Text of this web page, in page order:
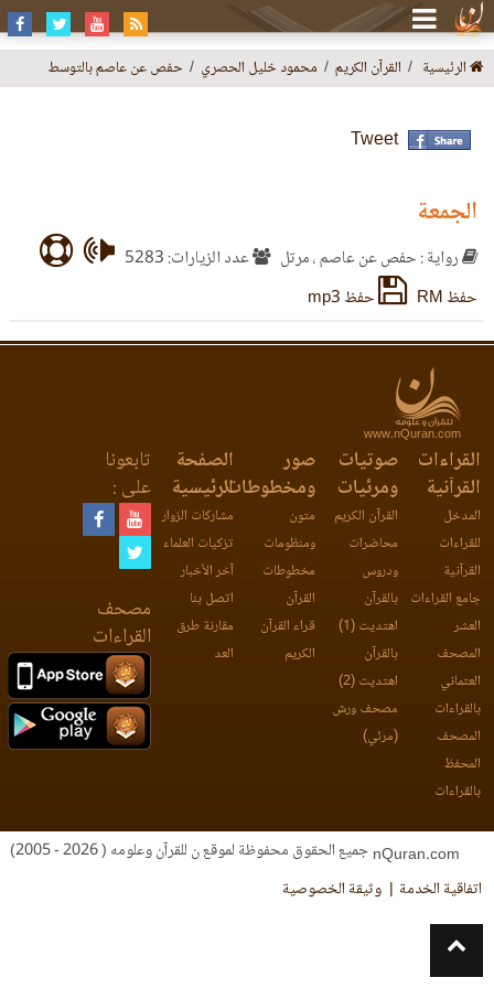
الرئيسية القرآن الكريم محمود خليل الحصري حفص عن عاصم بالتوسط
Tweet
الجمعة
رواية : حفص عن عاصم ، مرتل
عدد الزيارات: 5283
حفظ RM
حفظ mp3
www.nQuran.com
القراءات
القرآنية
المدخل
للقراءات
القرآنية
جامع القراءات
العشر
المصحف
العثماني
بالقراءات
المصحف
المحفظ
بالقراءات
صوتيات
ومرئيات
القرآن الكريم
محاضرات
ودروس
بالقرآن
اهتديت (1)
بالقرآن
اهتديت (2)
مصحف ورش
(مرئي)
صور
ومخطوطات
متون
ومنظومات
مخطوطات
القرآن
قراء القرآن
الكريم
الصفحة
الرئيسية
مشاركات الزوار
تزكيات العلماء
آخر الأخبار
اتصل بنا
مقارنة طرق
العد
تابعونا
على :
مصحف
القراءات
جميع الحقوق محفوظة لموقع ن للقرآن وعلومه ( 2026 - 2005)
اتفاقية الخدمة
وثيقة الخصوصية